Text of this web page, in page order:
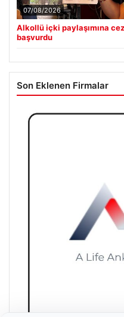
07/08/2026
Alkollü içki paylaşımına
başvurdu
Son Eklenen Firmalar